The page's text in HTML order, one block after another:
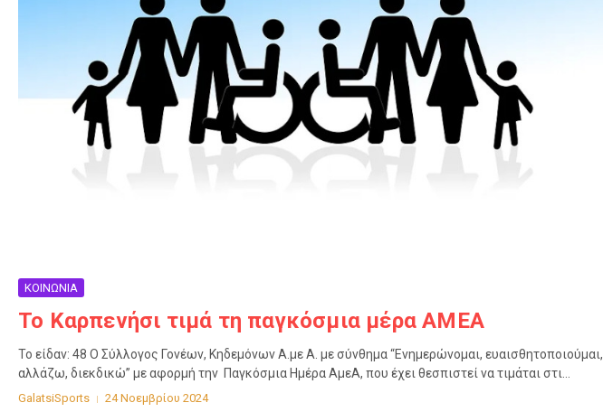
ΚΟΙΝΩΝΙΑ
Το Καρπενήσι τιμά τη παγκόσμια μέρα ΑΜΕΑ
Το είδαν: 48 Ο Σύλλογος Γονέων, Κηδεμόνων Α.με Α. με σύνθημα “Ενημερώνομαι, ευαισθητοποιούμαι,
αλλάζω, διεκδικώ” με αφορμή την Παγκόσμια Ημέρα ΑμεΑ, που έχει θεσπιστεί να τιμάται στι...
GalatsiSports 24 Νοεμβρίου 2024